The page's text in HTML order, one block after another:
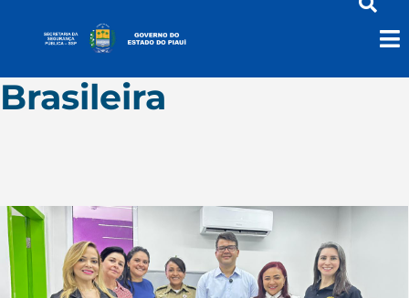
Casa da Mulher
Brasileira